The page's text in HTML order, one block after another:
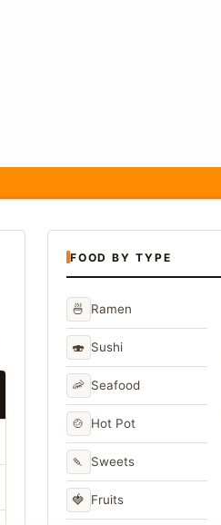
FOOD BY TYPE
🍜 Ramen
🍣 Sushi
🦐 Seafood
🍲 Hot Pot
🍡 Sweets
🍓 Fruits